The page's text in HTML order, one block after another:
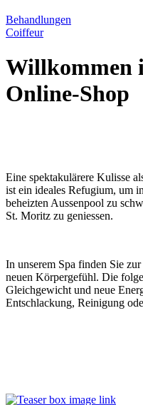
Behandlungen
Coiffeur
Willkommen
Online-Shop
Eine spektakulärere Kulisse
ist ein ideales Refugium, um
beheizten Aussenpool zu
St. Moritz zu geniessen.
In unserem Spa finden Sie
neuen Körpergefühl. Die
Gleichgewicht und neue
Entschlackung, Reinigung